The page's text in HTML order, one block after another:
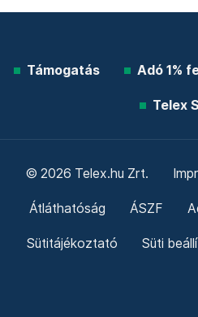
Támogatás Adó 1%
Telex
© 2026 Telex.hu Zrt.
Átláthatóság ÁSZF
Sütitájékoztató Süti